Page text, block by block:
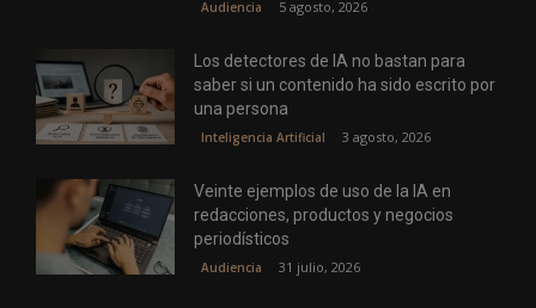
Audiencia 5 agosto, 2026
Los detectores de IA no bastan para
saber si un contenido ha sido escrito por
una persona
Inteligencia Artificial 3 agosto, 2026
Veinte ejemplos de uso de la IA en
redacciones, productos y negocios
periodísticos
Audiencia 31 julio, 2026